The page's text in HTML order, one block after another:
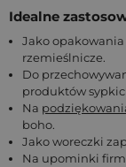
Idealne
Jako
rzemieślnicze.
Do
produktów
Na
boho.
Jako woreczki
Na upominki